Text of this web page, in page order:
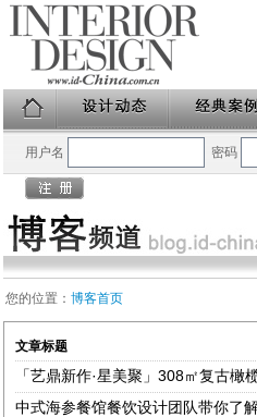
用户名 密码
您的位置： 博客首页
文章标题
「艺鼎新作·星美聚」308㎡复古橄
中式海参餐馆餐饮设计团队带你了